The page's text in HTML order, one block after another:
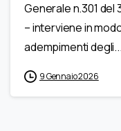
Generale n.301 del
– interviene in
adempimenti degli...
9 Gennaio 2026